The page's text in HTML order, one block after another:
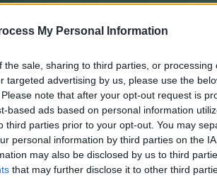
My Personal Information
the sale, sharing to third parties, or processing
targeted advertising by us, please use the
note that after your opt-out request is
based ads based on personal information
third parties prior to your opt-out. You may
personal information by third parties on the
may also be disclosed by us to third
that may further disclose it to other third